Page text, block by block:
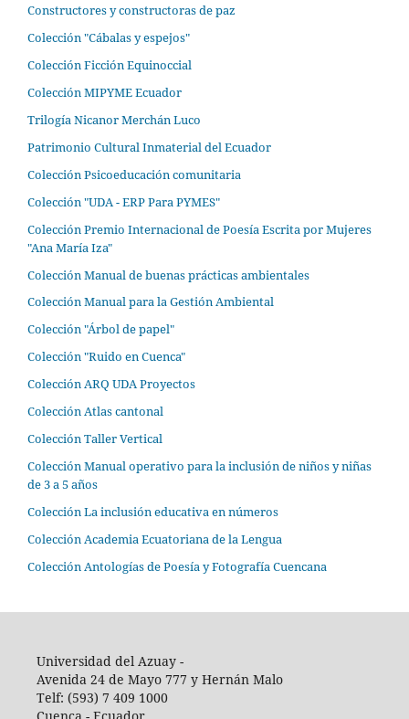
Constructores y constructoras de paz
Colección "Cábalas y espejos"
Colección Ficción Equinoccial
Colección MIPYME Ecuador
Trilogía Nicanor Merchán Luco
Patrimonio Cultural Inmaterial del Ecuador
Colección Psicoeducación comunitaria
Colección "UDA - ERP Para PYMES"
Colección Premio Internacional de Poesía Escrita por Mujeres
"Ana María Iza"
Colección Manual de buenas prácticas ambientales
Colección Manual para la Gestión Ambiental
Colección "Árbol de papel"
Colección "Ruido en Cuenca"
Colección ARQ UDA Proyectos
Colección Atlas cantonal
Colección Taller Vertical
Colección Manual operativo para la inclusión de niños y niñas
de 3 a 5 años
Colección La inclusión educativa en números
Colección Academia Ecuatoriana de la Lengua
Colección Antologías de Poesía y Fotografía Cuencana
Universidad del Azuay -
Avenida 24 de Mayo 777 y Hernán Malo
Telf: (593) 7 409 1000